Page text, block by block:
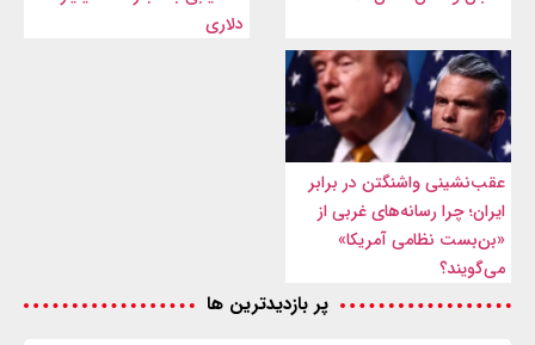
دلاری
عقب‌نشینی واشنگتن در برابر
ایران؛ چرا رسانه‌های غربی از
«بن‌بست نظامی آمریکا»
می‌گویند؟
پر بازدیدترین ها